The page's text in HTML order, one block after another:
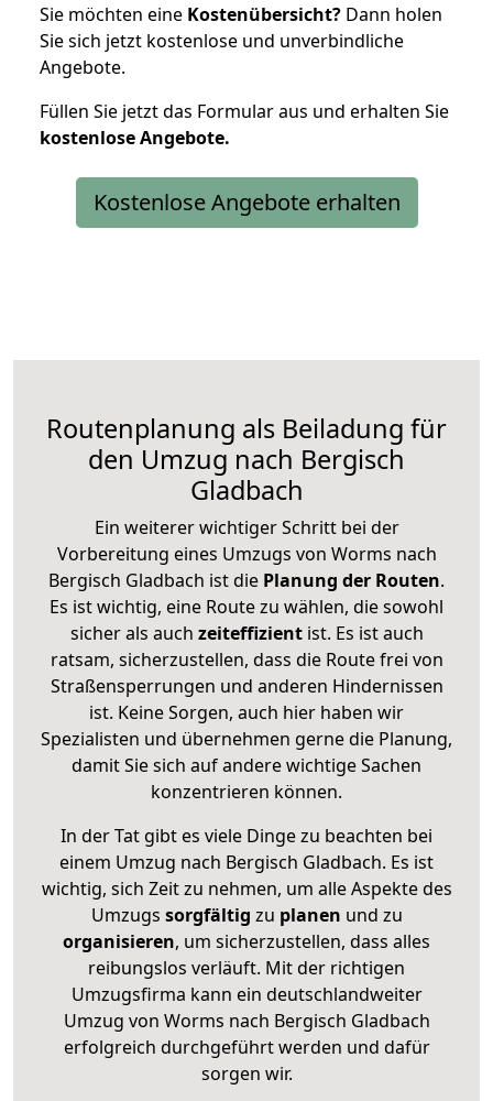
Sie möchten eine Kostenübersicht? Dann holen
Sie sich jetzt kostenlose und unverbindliche
Angebote.
Füllen Sie jetzt das Formular aus und erhalten Sie
kostenloseAngebote.
Kostenlose Angebote erhalten
Routenplanung als Beiladung für
den Umzug nach Bergisch
Gladbach
Ein weiterer wichtiger Schritt bei der
Vorbereitung eines Umzugs von Worms nach
Bergisch Gladbach ist die Planung der Routen.
Es ist wichtig, eine Route zu wählen, die sowohl
sicher als auch zeiteffizientist. Es ist auch
ratsam, sicherzustellen, dass die Route frei von
Straßensperrungen und anderen Hindernissen
ist. Keine Sorgen, auch hier haben wir
Spezialisten und übernehmen gerne die Planung,
damit Sie sich auf andere wichtige Sachen
konzentrieren können.
In der Tat gibt es viele Dinge zu beachten bei
einem Umzug nach Bergisch Gladbach. Es ist
wichtig, sich Zeit zu nehmen, um alle Aspekte des
Umzugs sorgfältig zu planen und zu
organisieren, um sicherzustellen, dass alles
reibungslos verläuft. Mit der richtigen
Umzugsfirma kann ein deutschlandweiter
Umzug von Worms nach Bergisch Gladbach
erfolgreich durchgeführt werden und dafür
sorgen wir.